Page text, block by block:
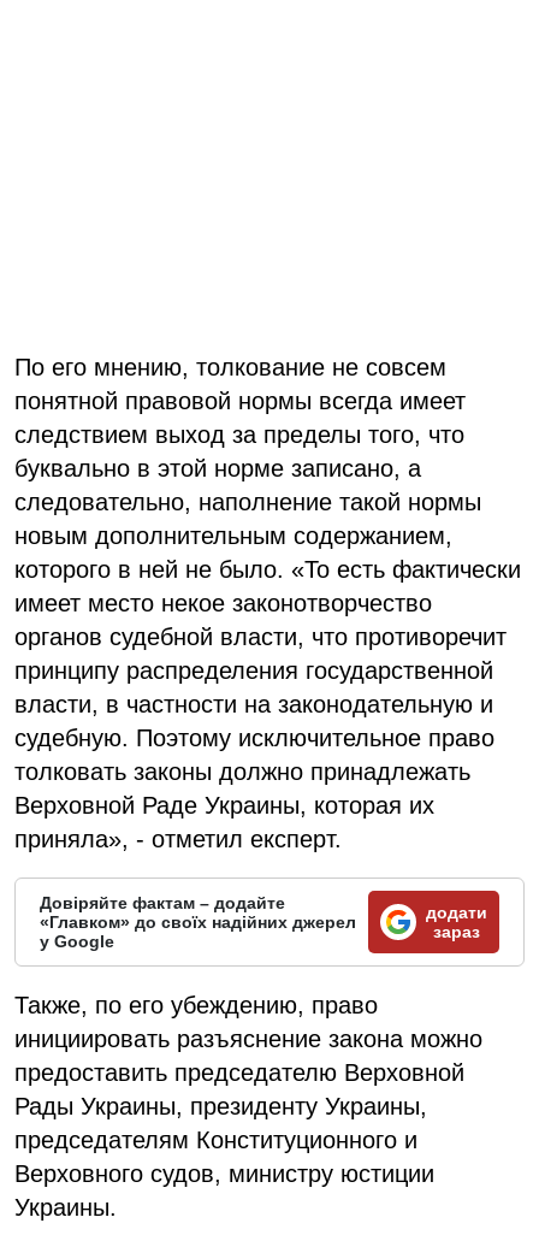
По его мнению, толкование не совсем
понятной правовой нормы всегда имеет
следствием выход за пределы того, что
буквально в этой норме записано, а
следовательно, наполнение такой нормы
новым дополнительным содержанием,
которого в ней не было. «То есть фактически
имеет место некое законотворчество
органов судебной власти, что противоречит
принципу распределения государственной
власти, в частности на законодательную и
судебную. Поэтому исключительное право
толковать законы должно принадлежать
Верховной Раде Украины, которая их
приняла», - отметил експерт.
Довіряйте фактам – додайте
«Главком» до своїх надійних джерел
у Google
додати
зараз
Также, по его убеждению, право
инициировать разъяснение закона можно
предоставить председателю Верховной
Рады Украины, президенту Украины,
председателям Конституционного и
Верховного судов, министру юстиции
Украины.